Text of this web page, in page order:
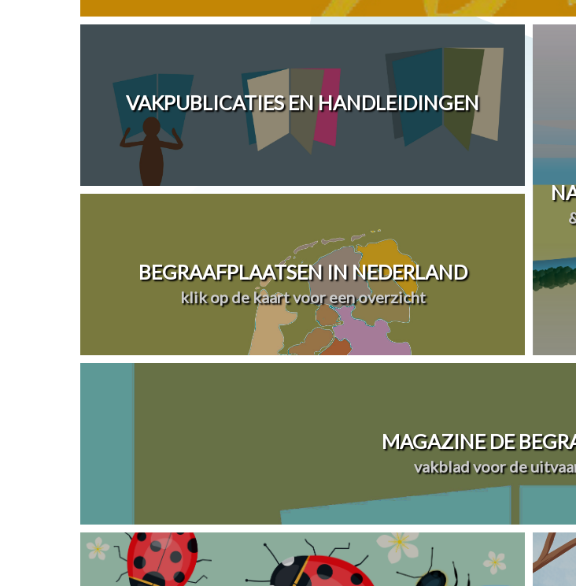
VAKPUBLICATIES EN HANDLEIDINGEN
BEGRAAFPLAATSEN IN NEDERLAND
klik op de kaart voor een overzicht
MAGAZINE DE
vakblad voor de